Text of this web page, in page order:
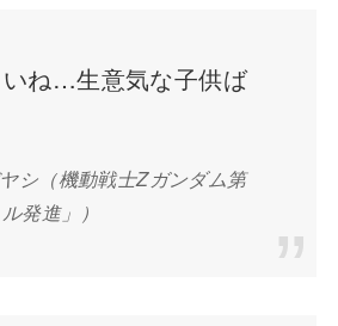
ね…生意気な子供ば
シ （機動戦士Zガンダム第
発進」）